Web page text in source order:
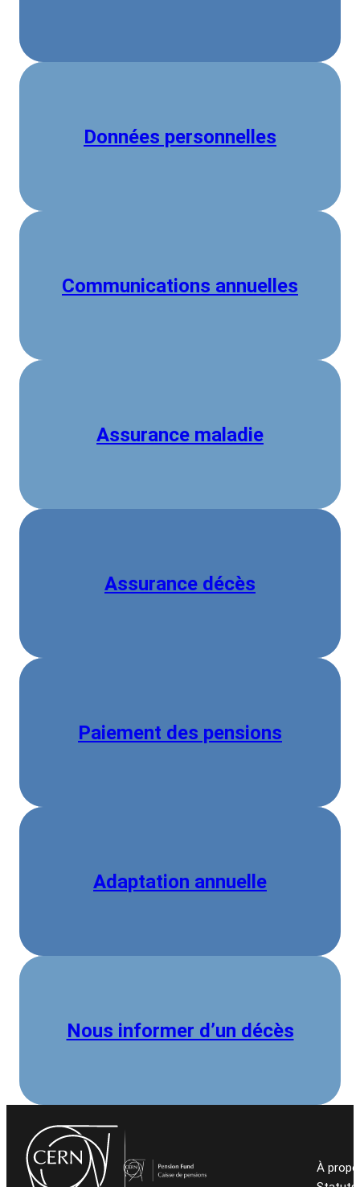
Données personnelles
Communications annuelles
Assurance maladie
Assurance décès
Paiement des pensions
Adaptation annuelle
Nous informer d’un décès
À